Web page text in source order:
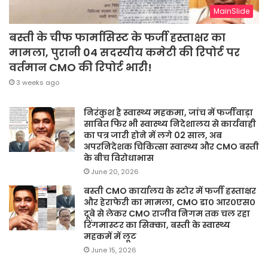
MainSlide
बस्ती के चीफ फार्मासिस्ट के फर्जी हस्ताक्षर का
मामला, पुरानी 04 सदस्यीय कमेटी की रिपोर्ट पर
वर्तमान CMO की रिपोर्ट भारी!
3 weeks ago
निरंकुश है स्वास्थ्य महकमा, जांच में फर्जीवाड़ा
साबित फिर भी स्वास्थ्य निदेशालय से कार्यवाही
का पत्र जारी होने में लगे 02 साल, अब
अपरनिदेशक चिकित्सा स्वास्थ्य और CMO बस्ती
के बीच विरोधाभास
June 20, 2026
बस्ती CMO कार्यालय के स्टोर में फर्जी हस्ताक्षर
और हेराफेरी का मामला, CMO डा० आर०एस०
दूबे से लेकर CMO राजीव निगम तक चल रहा
रिंगमास्टर का सिक्का, बस्ती के स्वास्थ्य
महकमें में लूट
June 15, 2026